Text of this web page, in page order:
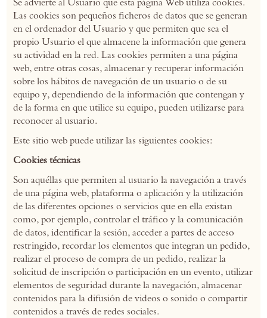
Las cookies son pequeños ficheros de datos que se generan
en el ordenador del Usuario y que permiten que sea el
propio Usuario el que almacene la información que genera
su actividad en la red. Las cookies permiten a una página
web, entre otras cosas, almacenar y recuperar información
sobre los hábitos de navegación de un usuario o de su
equipo y, dependiendo de la información que contengan y
de la forma en que utilice su equipo, pueden utilizarse para
reconocer al usuario.
Este sitio web puede utilizar las siguientes cookies:
Cookies técnicas
Son aquéllas que permiten al usuario la navegación a través
de una página web, plataforma o aplicación y la utilización
de las diferentes opciones o servicios que en ella existan
como, por ejemplo, controlar el tráfico y la comunicación
de datos, identificar la sesión, acceder a partes de acceso
restringido, recordar los elementos que integran un pedido,
realizar el proceso de compra de un pedido, realizar la
solicitud de inscripción o participación en un evento, utilizar
elementos de seguridad durante la navegación, almacenar
contenidos para la difusión de videos o sonido o compartir
contenidos a través de redes sociales.